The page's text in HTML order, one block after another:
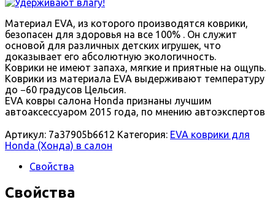
Материал EVA, из которого производятся коврики,
безопасен для здоровья на все 100% . Он служит
основой для различных детских игрушек, что
доказывает его абсолютную экологичность.
Коврики не имеют запаха, мягкие и приятные на ощупь.
Коврики из материала EVA выдерживают температуру
до −60 градусов Цельсия.
EVA ковры салона Honda признаны лучшим
автоаксессуаром 2015 года, по мнению автоэкспертов
Артикул: 7a37905b6612 Категория: EVA коврики для
Honda (Хонда) в салон
Свойства
Свойства